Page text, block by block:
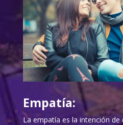
Empatía:
La empatía es la intención